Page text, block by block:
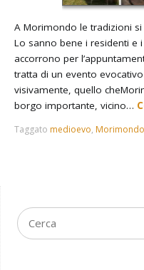
A Morimondo le tradizioni
Lo sanno bene i residenti e
accorrono per
tratta di un evento
visivamente, quello
borgo importante, vicino…
Taggato medioevo, Morimondo